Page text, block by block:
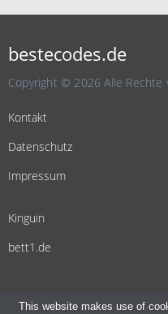
bestecodes.de
Copyright © 2026 Alle Rechte
Kontakt
Datenschutz
Impressum
Kinguin
bett1.de
This website makes use of